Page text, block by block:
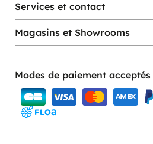
Services et contact
Magasins et Showrooms
Modes de paiement acceptés